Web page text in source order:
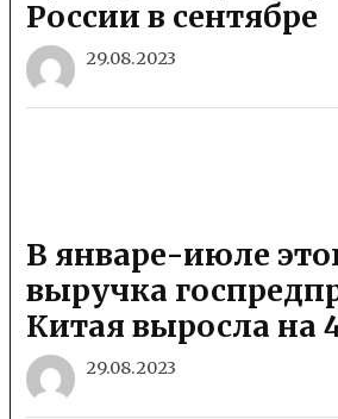
России в сентябре
29.08.2023
В январе-июле
выручка
Китая выросла на
29.08.2023